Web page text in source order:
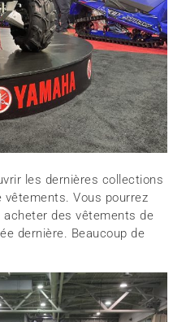
les dernières collections
Vous pourrez
des vêtements de
dernière. Beaucoup de